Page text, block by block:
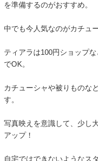
を準備するのがおすすめ。
中でも今人気なのがカチュ
ティアラは100円ショップ
でOK。
カチューシャや被りものな
す。
写真映えを意識して、少し
アップ！
自宅ではできないようなス